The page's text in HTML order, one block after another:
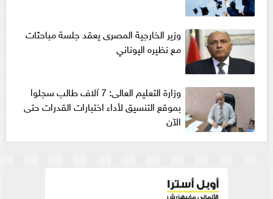
وزير الخارجية المصرى يعقد جلسة مباحثات
مع نظيره اليوناني
وزارة التعليم العالى: 7 آلاف طالب سجلوا
بموقع التنسيق لأداء اختبارات القدرات حتى
الآن